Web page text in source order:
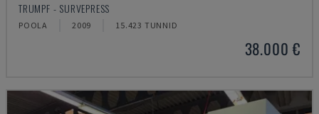
TRUMPF - SURVEPRESS
POOLA 2009 15.423 TUNNID
38.000 €